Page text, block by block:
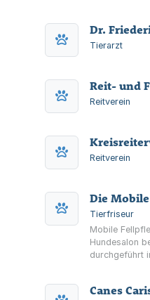
Schutzdienst.
Prüfungs- und
Tierarzt
Reitverein
Reitverein
Die
Tierfriseur
Mobile
Hundesalon
durchgeführt
nach Bedarf.
Canes